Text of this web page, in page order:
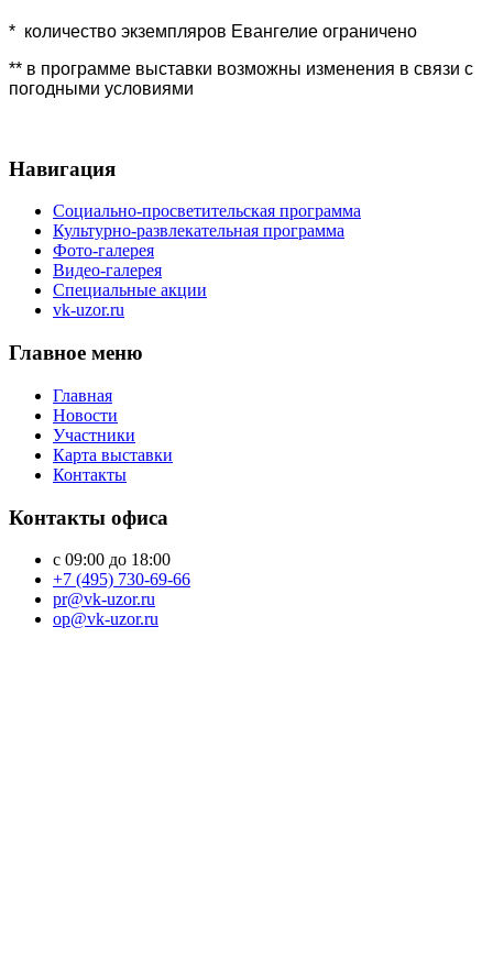
* количество экземпляров Евангелие ограничено
** в программе выставки возможны изменения в связи с
погодными условиями
Навигация
Социально-просветительская программа
Культурно-развлекательная программа
Фото-галерея
Видео-галерея
Специальные акции
vk-uzor.ru
Главное меню
Главная
Новости
Участники
Карта выставки
Контакты
Контакты офиса
с 09:00 до 18:00
+7 (495) 730-69-66
pr@vk-uzor.ru
op@vk-uzor.ru